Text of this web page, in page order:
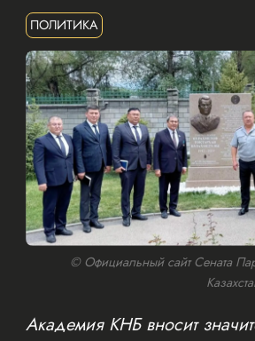
ПОЛИТИКА
© Официальный сайт Сената
Академия КНБ вносит